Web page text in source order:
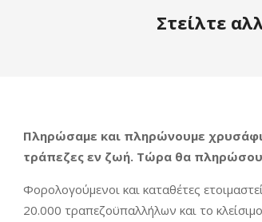
Στείλτε
Πληρώσαμε και πληρώνουμε
τράπεζες εν ζωή. Τώρα θα
Φορολογούμενοι και καταθέτες
20.000 τραπεζοϋπαλλήλων και το